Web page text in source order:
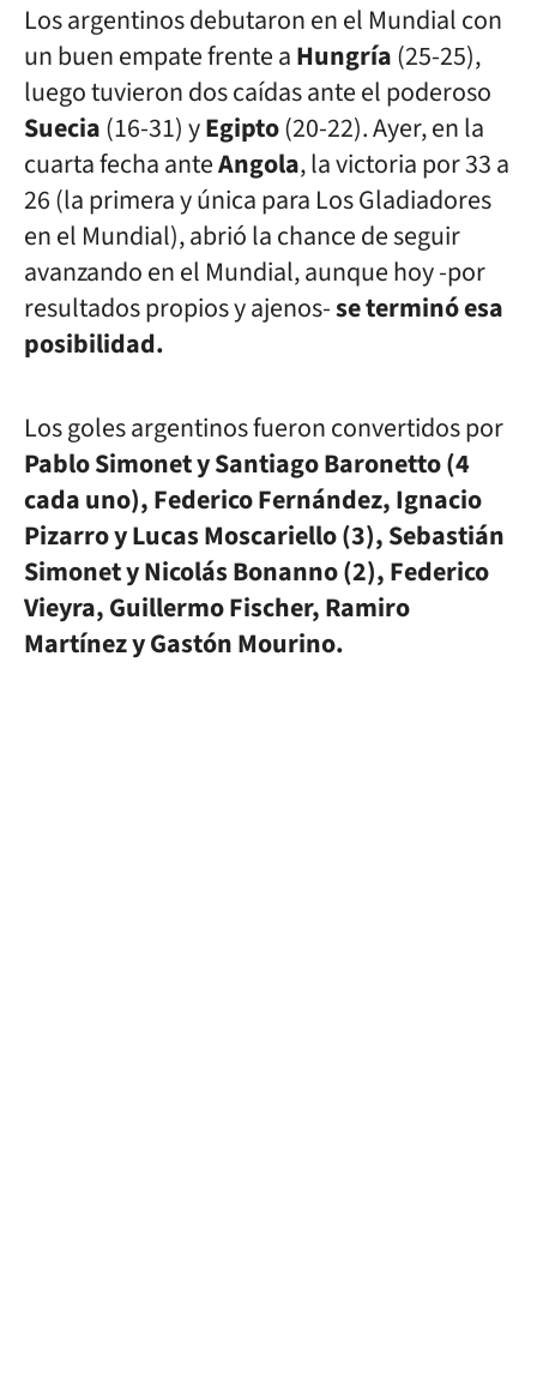
Los argentinos debutaron en el Mundial con
un buen empate frente aHungría(25-25),
luego tuvieron dos caídas ante el poderoso
Suecia(16-31) yEgipto(20-22). Ayer, en la
cuarta fecha anteAngola, la victoria por 33 a
26 (la primera y única para Los Gladiadores
en el Mundial), abrió la chance de seguir
avanzando en el Mundial, aunque hoy -por
resultados propios y ajenos-se terminó esa
posibilidad.
Los goles argentinos fueron convertidos por
Pablo Simonet y Santiago Baronetto (4
cada uno), Federico Fernández, Ignacio
Pizarro y Lucas Moscariello (3), Sebastián
Simonet y Nicolás Bonanno (2), Federico
Vieyra, Guillermo Fischer, Ramiro
Martínez y Gastón Mourino.